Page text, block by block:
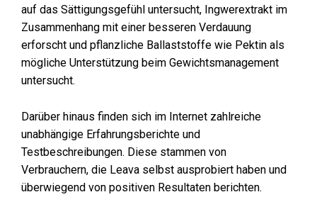
auf das Sättigungsgefühl untersucht, Ingwerextrakt im
Zusammenhang mit einer besseren Verdauung
erforscht und pflanzliche Ballaststoffe wie Pektin als
mögliche Unterstützung beim Gewichtsmanagement
untersucht.
Darüber hinaus finden sich im Internet zahlreiche
unabhängige Erfahrungsberichte und
Testbeschreibungen. Diese stammen von
Verbrauchern, die Leava selbst ausprobiert haben und
überwiegend von positiven Resultaten berichten.